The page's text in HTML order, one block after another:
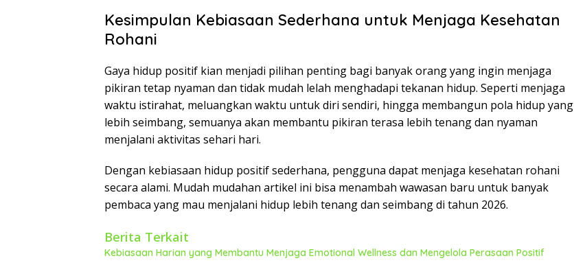
Kesimpulan Kebiasaan Sederhana untuk Menjaga Kesehatan
Rohani
Gaya hidup positif kian menjadi pilihan penting bagi banyak orang yang ingin menjaga
pikiran tetap nyaman dan tidak mudah lelah menghadapi tekanan hidup. Seperti menjaga
waktu istirahat, meluangkan waktu untuk diri sendiri, hingga membangun pola hidup yang
lebih seimbang, semuanya akan membantu pikiran terasa lebih tenang dan nyaman
menjalani aktivitas sehari hari.
Dengan kebiasaan hidup positif sederhana, pengguna dapat menjaga kesehatan rohani
secara alami. Mudah mudahan artikel ini bisa menambah wawasan baru untuk banyak
pembaca yang mau menjalani hidup lebih tenang dan seimbang di tahun 2026.
Berita Terkait
Kebiasaan Harian yang Membantu Menjaga Emotional Wellness dan Mengelola Perasaan Positif